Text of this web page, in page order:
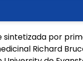
sintetizada por
Richard